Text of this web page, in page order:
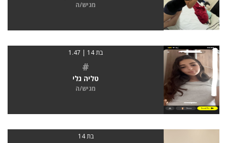
מגיש/ה
בת 14 | 1.47
#
טליה גלי
מגיש/ה
בת 14